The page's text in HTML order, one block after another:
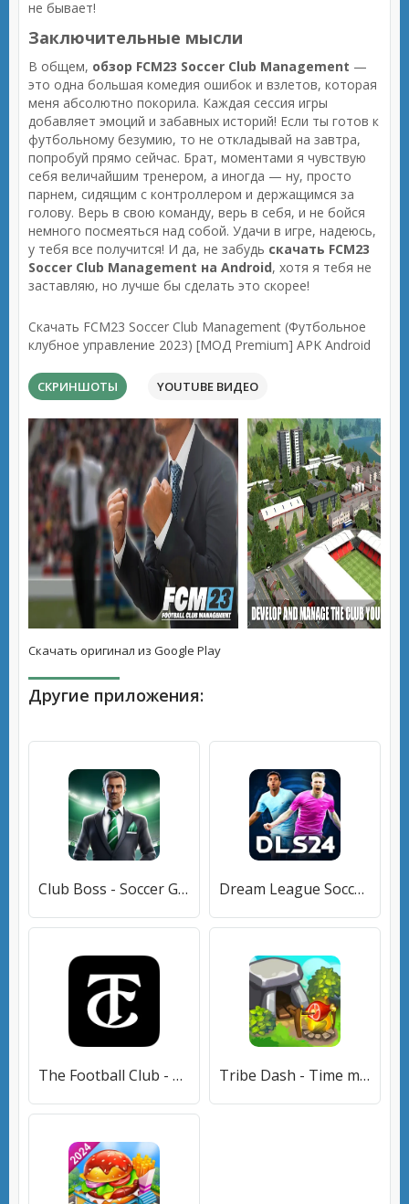
не бывает!
Заключительные мысли
В общем, обзор FCM23 Soccer Club Management —
это одна большая комедия ошибок и взлетов, которая
меня абсолютно покорила. Каждая сессия игры
добавляет эмоций и забавных историй! Если ты готов к
футбольному безумию, то не откладывай на завтра,
попробуй прямо сейчас. Брат, моментами я чувствую
себя величайшим тренером, а иногда — ну, просто
парнем, сидящим с контроллером и держащимся за
голову. Верь в свою команду, верь в себя, и не бойся
немного посмеяться над собой. Удачи в игре, надеюсь,
у тебя все получится! И да, не забудь скачать FCM23
Soccer Club Management на Android, хотя я тебя не
заставляю, но лучше бы сделать это скорее!
Скачать FCM23 Soccer Club Management (Футбольное
клубное управление 2023) [МОД Premium] APK Android
СКРИНШОТЫ YOUTUBE ВИДЕО
Скачать оригинал из Google Play
Другие приложения:
Club Boss - Soccer Game (Клуб Босс) [МОД Unlocked] APK Android Dream League Soccer 2024 (Дрим Лиг Соккер 2023) [МОД Premium] APK Android
The Football Club - TFC (Зе Футбол Клуб) [МОД Все открыто] APK Android Tribe Dash - Time management (Трайб Дэш) [МОД Меню] APK Android